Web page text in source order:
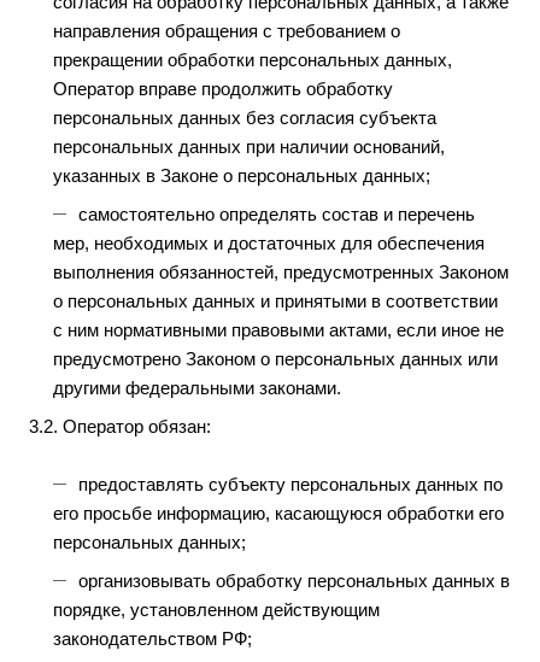
направления обращения с требованием о
прекращении обработки персональных данных,
Оператор вправе продолжить обработку
персональных данных без согласия субъекта
персональных данных при наличии оснований,
указанных в Законе о персональных данных;
самостоятельно определять состав и перечень
мер, необходимых и достаточных для обеспечения
выполнения обязанностей, предусмотренных Законом
о персональных данных и принятыми в соответствии
с ним нормативными правовыми актами, если иное не
предусмотрено Законом о персональных данных или
другими федеральными законами.
3.2. Оператор обязан:
предоставлять субъекту персональных данных по
его просьбе информацию, касающуюся обработки его
персональных данных;
организовывать обработку персональных данных в
порядке, установленном действующим
законодательством РФ;